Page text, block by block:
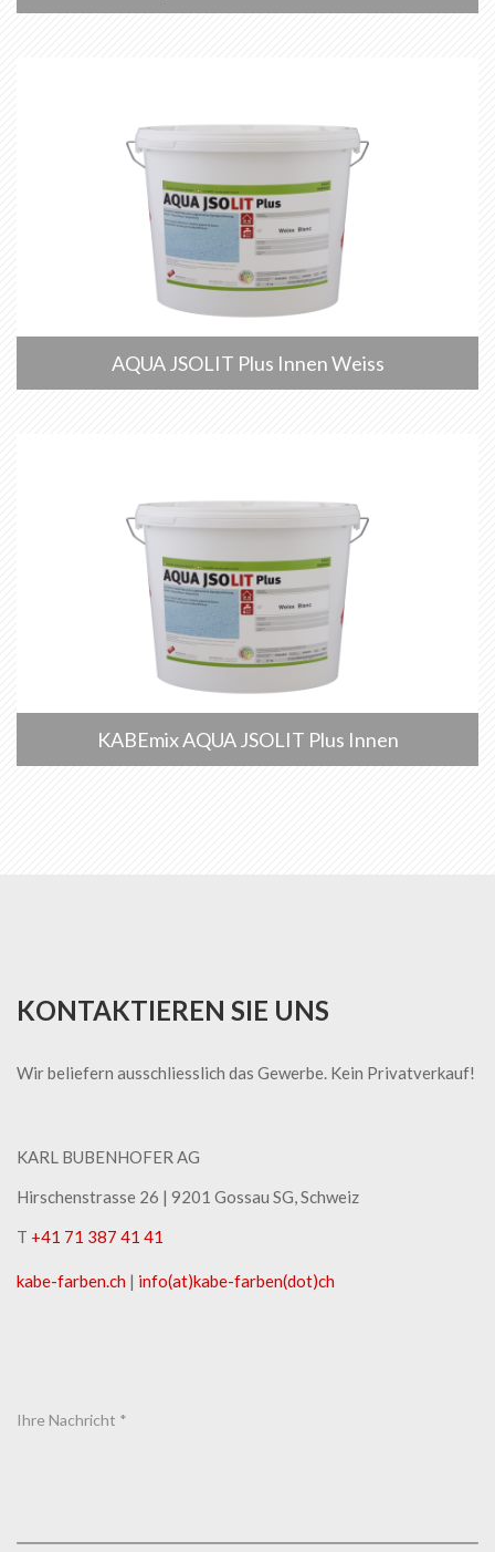
AQUA JSOLIT Plus Innen Weiss
KABEmix AQUA JSOLIT Plus Innen
KONTAKTIEREN SIE UNS
Wir beliefern ausschliesslich das Gewerbe. Kein Privatverkauf!
KARL BUBENHOFER AG
Hirschenstrasse 26 | ​9201 Gossau SG, Schweiz
T +41 71 387 41 41
kabe-​farben.ch | info(at)kabe-​farben(dot)ch